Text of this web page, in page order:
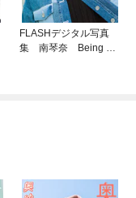
FLASHデジタル写真
集 南琴奈 Being My